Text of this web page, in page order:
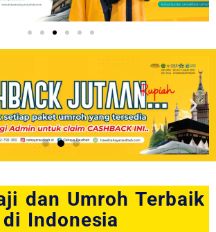
dan Umroh Terbaik
di Indonesia